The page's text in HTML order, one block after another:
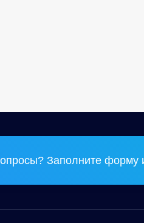
Заполните